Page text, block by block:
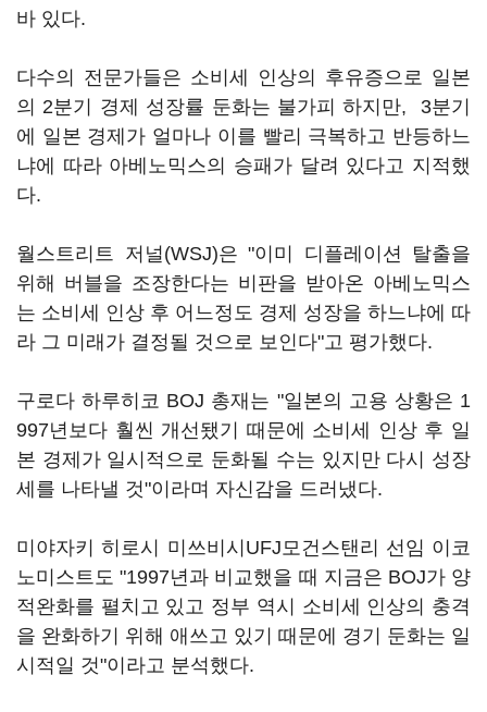
바 있다.
다수의 전문가들은 소비세 인상의 후유증으로 일본
의 2분기 경제 성장률 둔화는 불가피 하지만, 3분기
에 일본 경제가 얼마나 이를 빨리 극복하고 반등하느
냐에 따라 아베노믹스의 승패가 달려 있다고 지적했
다.
월스트리트 저널(WSJ)은 "이미 디플레이션 탈출을
위해 버블을 조장한다는 비판을 받아온 아베노믹스
는 소비세 인상 후 어느정도 경제 성장을 하느냐에 따
라 그 미래가 결정될 것으로 보인다"고 평가했다.
구로다 하루히코 BOJ 총재는 "일본의 고용 상황은 1
997년보다 훨씬 개선됐기 때문에 소비세 인상 후 일
본 경제가 일시적으로 둔화될 수는 있지만 다시 성장
세를 나타낼 것"이라며 자신감을 드러냈다.
미야자키 히로시 미쓰비시UFJ모건스탠리 선임 이코
노미스트도 "1997년과 비교했을 때 지금은 BOJ가 양
적완화를 펼치고 있고 정부 역시 소비세 인상의 충격
을 완화하기 위해 애쓰고 있기 때문에 경기 둔화는 일
시적일 것"이라고 분석했다.